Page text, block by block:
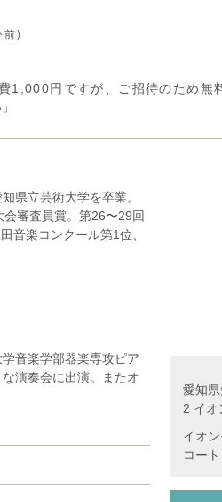
前)
1,000円ですが、ご招待のため無
県立芸術大学を卒業。
審査員賞。第26〜29回
音楽コンクール第1位、
県民顕彰式、愛知県赤
フェデリコ・アゴステ
賞。 同年、豊田市文化振
音楽学部器楽専攻ピア
演奏会に出演。またオ
優秀賞(最高位)、及び全
び-」、ドキュメンタリ
リサイタルを開催。
愛知
2 イオ
イオ
コー